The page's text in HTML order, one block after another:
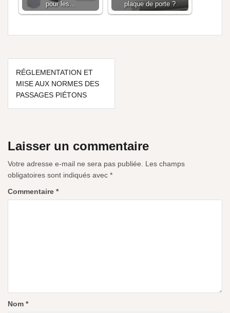
pour les…
plaque de porte ?
RÉGLEMENTATION ET
MISE AUX NORMES DES
PASSAGES PIÉTONS
Laisser un commentaire
Votre adresse e-mail ne sera pas publiée.
Les champs
obligatoires sont indiqués avec *
Commentaire *
Nom *